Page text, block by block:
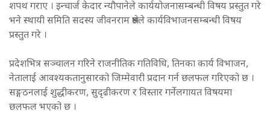
शपथ गराए । इन्चार्ज केदार न्यौपानेले कार्ययोजनासम्बन्धी विषय प्रस्तुत गरे
भने स्थायी समिति सदस्य जीवनराम श्रेष्ठले कार्यविभाजनसम्बन्धी विषय
प्रस्तुत गरे ।
प्रदेशभित्र सञ्चालन गरिने राजनीतिक गतिविधि, तिनका कार्य विभाजन,
नेतालाई आवश्यकतानुसारको जिम्मेवारी प्रदान गर्न छलफल गरिएको छ ।
सङ्गठनलाई शुद्धीकरण, सुदृढीकरण र विस्तार गर्नेलगायत विषयमा
छलफल भएको छ ।